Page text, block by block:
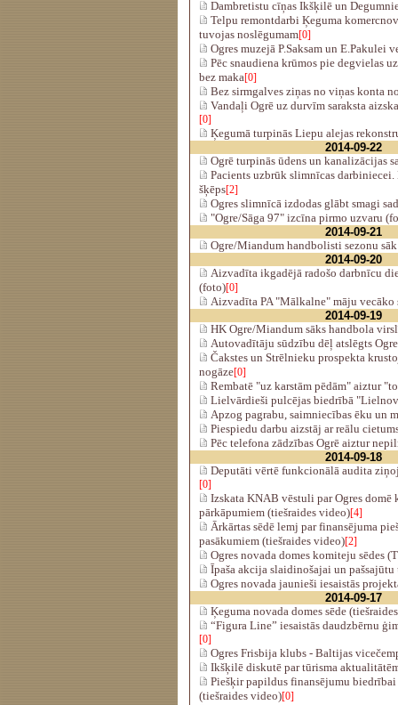
Dambretistu cīņas Ikšķilē un
Telpu remontdarbi Ķeguma
tuvojas noslēgumam[0]
Ogres muzejā P.Saksam un E.Pakulei
Pēc snaudiena krūmos pie degvielas
bez maka[0]
Bez sirmgalves ziņas no viņas konta
Vandaļi Ogrē uz durvīm saraksta
[0]
Ķegumā turpinās Liepu alejas
2014-09-22
Ogrē turpinās ūdens un kanalizācijas
Pacients uzbrūk slimnīcas
šķēps[2]
Ogres slimnīcā izdodas glābt smagi
"Ogre/Sāga 97" izcīna pirmo uzvaru
2014-09-21
Ogre/Miandum handbolisti sezonu
2014-09-20
Aizvadīta ikgadējā radošo darbnīcu
(foto)[0]
Aizvadīta PA "Mālkalne" māju vecāko
2014-09-19
HK Ogre/Miandum sāks handbola
Autovadītāju sūdzību dēļ atslēgts
Čakstes un Strēlnieku prospekta
nogāze[0]
Rembatē "uz karstām pēdām" aiztur
Lielvārdieši pulcējas biedrībā
Apzog pagrabu, saimniecības ēku un
Piespiedu darbu aizstāj ar reālu
Pēc telefona zādzības Ogrē aiztur
2014-09-18
Deputāti vērtē funkcionālā audita
[0]
Izskata KNAB vēstuli par Ogres domē
pārkāpumiem (tiešraides video)[4]
Ārkārtas sēdē lemj par finansējuma
pasākumiem (tiešraides video)[2]
Ogres novada domes komiteju sēdes
Īpaša akcija slaidinošajai un
Ogres novada jaunieši iesaistās
2014-09-17
Ķeguma novada domes sēde
“Figura Line” iesaistās daudzbērnu
[0]
Ogres Frisbija klubs - Baltijas
Ikšķilē diskutē par tūrisma
Piešķir papildus finansējumu biedrībai
(tiešraides video)[0]